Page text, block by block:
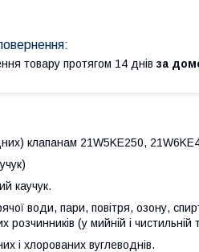
товару протягом 14 днів за
клапанам 21W5KE250,
каучук.
води, пари, повітря, озону,
(у мийній і чистильній
і хлорованих вуглеводнів.